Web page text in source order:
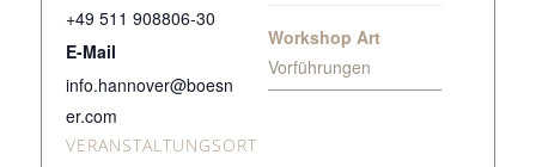
VERANSTALTUNGSORT
+49 511 908806-30
E-Mail
info.hannover@boesn
er.com
Workshop Art
Vorführungen